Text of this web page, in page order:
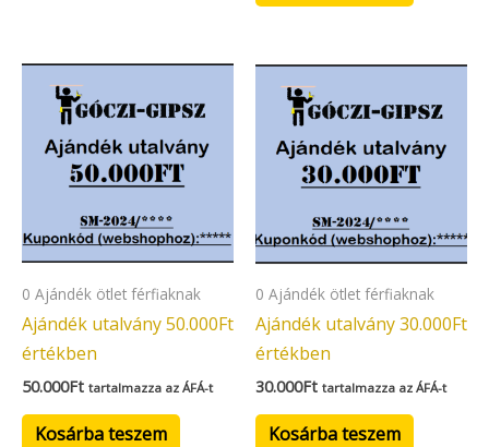
0 Ajándék ötlet férfiaknak
Ajándék utalvány 50.000Ft
értékben
50.000Ft tartalmazza az ÁFÁ-t
Kosárba teszem
0 Ajándék ötlet férfiaknak
Ajándék utalvány 30.000Ft
értékben
30.000Ft tartalmazza az ÁFÁ-t
Kosárba teszem